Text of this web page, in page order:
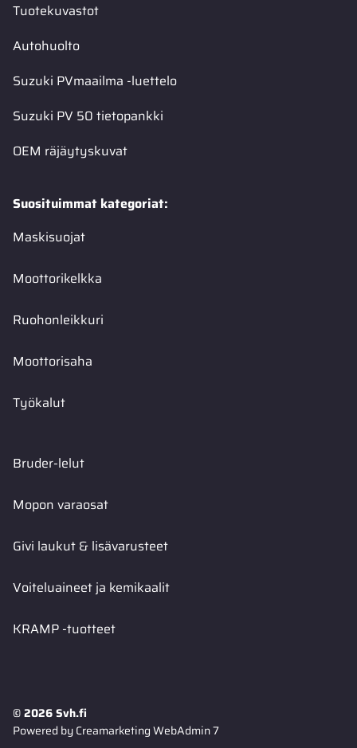
Tuotekuvastot
Autohuolto
Suzuki PVmaailma -luettelo
Suzuki PV 50 tietopankki
OEM räjäytyskuvat
Suosituimmat kategoriat:
Maskisuojat
Moottorikelkka
Ruohonleikkuri
Moottorisaha
Työkalut
Bruder-lelut
Mopon varaosat
Givi laukut & lisävarusteet
Voiteluaineet ja kemikaalit
KRAMP -tuotteet
© 2026 Svh.fi
Powered byCreamarketing WebAdmin 7